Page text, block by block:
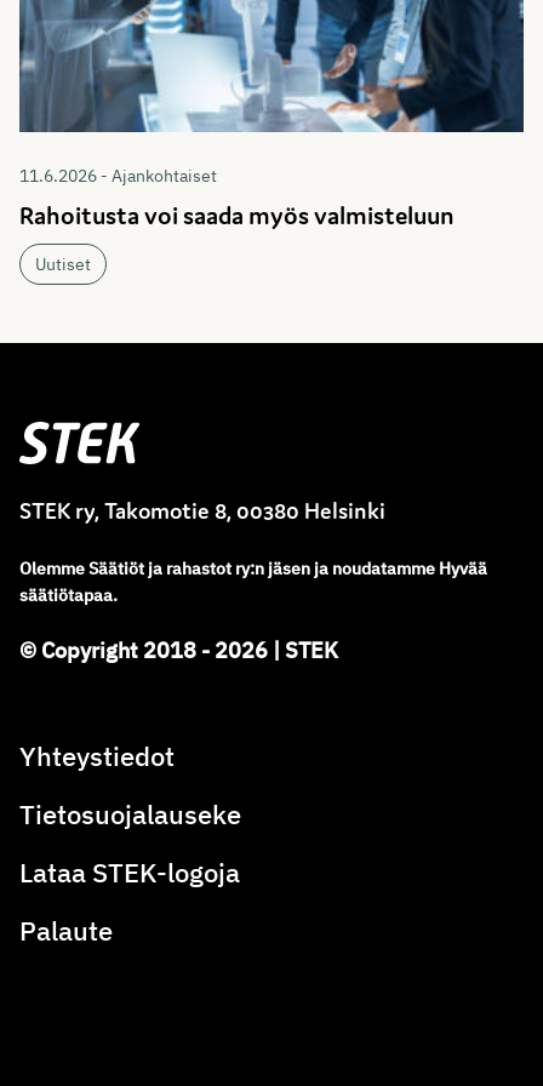
11.6.2026 - Ajankohtaiset
Rahoitusta voi saada myös valmisteluun
Uutiset
Stek
STEK ry, Takomotie 8, 00380 Helsinki
OlemmeSäätiöt ja rahastot ry:n jäsen ja noudatamme Hyvää
säätiötapaa.
© Copyright 2018 - 2026 | STEK
Yhteystiedot
Tietosuojalauseke
Lataa STEK-logoja
Palaute